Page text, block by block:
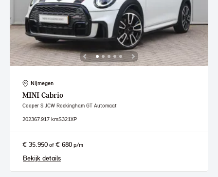
Nijmegen
MINI Cabrio
Cooper S JCW Rockingham GT Automaat
202367.917 kmS321XP
€ 35.950 of € 680 p/m
Bekijk details